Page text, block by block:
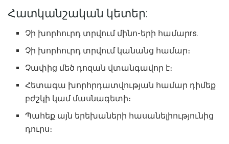
Հատկանշական կետեր:
Չի խորհուրդ տրվում մինո-երի համարrs.
Չի խորհուրդ տրվում կանանց համար։
Չափից մեծ դոզան վտանգավոր է։
Հետագա խորհրդատվության համար դիմեք
բժշկի կամ մասնագետի։
Պահեք այն երեխաների հասանելիությունից
դուրս։